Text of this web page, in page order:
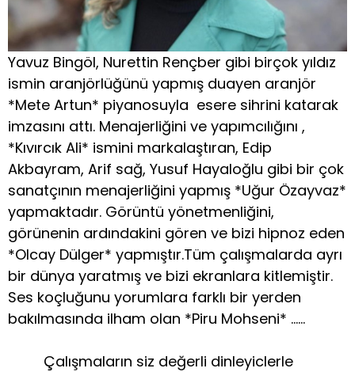
Yavuz Bingöl, Nurettin Rençber gibi birçok yıldız
ismin aranjörlüğünü yapmış duayen aranjör
*Mete Artun* piyanosuyla esere sihrini katarak
imzasını attı. Menajerliğini ve yapımcılığını ,
*Kıvırcık Ali* ismini markalaştıran, Edip
Akbayram, Arif sağ, Yusuf Hayaloğlu gibi bir çok
sanatçının menajerliğini yapmış *Uğur Özayvaz*
yapmaktadır. Görüntü yönetmenliğini,
görünenin ardındakini gören ve bizi hipnoz eden
*Olcay Dülger* yapmıştır.Tüm çalışmalarda ayrı
bir dünya yaratmış ve bizi ekranlara kitlemiştir.
Ses koçluğunu yorumlara farklı bir yerden
bakılmasında ilham olan *Piru Mohseni* ……
Çalışmaların siz değerli dinleyiclerle